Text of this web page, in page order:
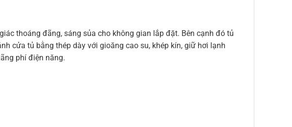
thoáng đãng, sáng sủa cho không gian lắp đặt. Bên cạnh đó tủ
cửa tủ bằng thép dày với gioăng cao su, khép kín, giữ hơi lạnh
phí điện năng.